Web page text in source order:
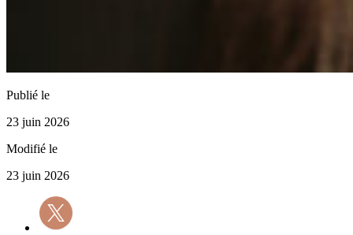
Publié le
23 juin 2026
Modifié le
23 juin 2026